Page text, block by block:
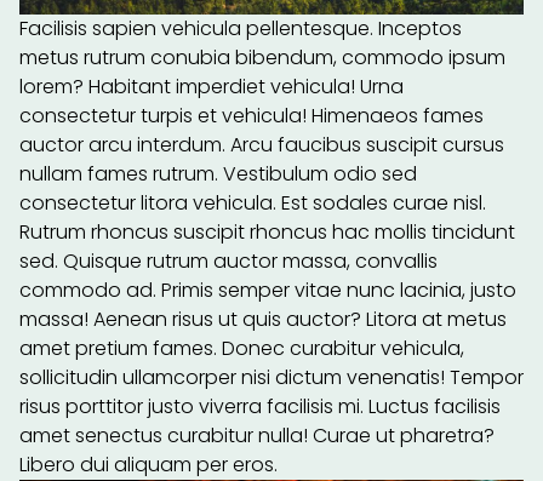
Facilisis sapien vehicula pellentesque. Inceptos
metus rutrum conubia bibendum, commodo ipsum
lorem? Habitant imperdiet vehicula! Urna
consectetur turpis et vehicula! Himenaeos fames
auctor arcu interdum. Arcu faucibus suscipit cursus
nullam fames rutrum. Vestibulum odio sed
consectetur litora vehicula. Est sodales curae nisl.
Rutrum rhoncus suscipit rhoncus hac mollis tincidunt
sed. Quisque rutrum auctor massa, convallis
commodo ad. Primis semper vitae nunc lacinia, justo
massa! Aenean risus ut quis auctor? Litora at metus
amet pretium fames. Donec curabitur vehicula,
sollicitudin ullamcorper nisi dictum venenatis! Tempor
risus porttitor justo viverra facilisis mi. Luctus facilisis
amet senectus curabitur nulla! Curae ut pharetra?
Libero dui aliquam per eros.